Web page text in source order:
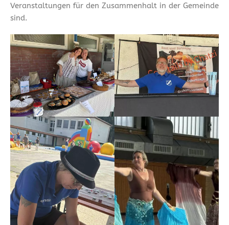
Veranstaltungen für den Zusammenhalt in der Gemeinde
sind.